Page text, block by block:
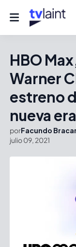
HBO
Warner
estreno
nueva era
porFacundo
julio 09, 2021